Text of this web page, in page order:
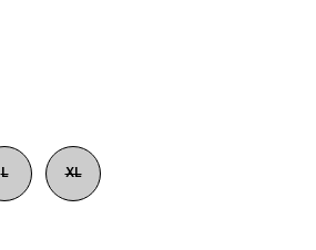
L XL